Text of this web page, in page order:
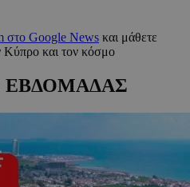
στο Google News και μάθετε
Κύπρο και τον κόσμο
ΕΒΔΟΜΑΔΑΣ